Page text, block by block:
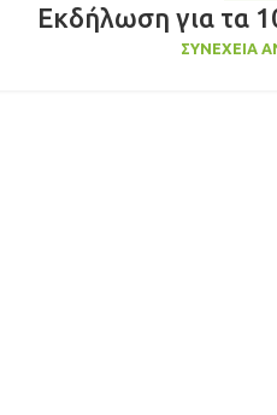
Εκδήλωση για τα
ΣΥΝΈΧΕΙΑ